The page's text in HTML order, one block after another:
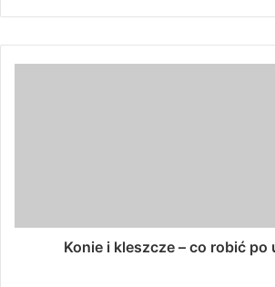
Konie i kleszcze – co robić po